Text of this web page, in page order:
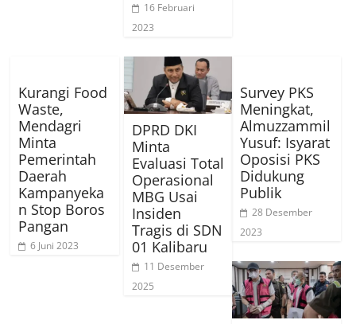
16 Februari
2023
Kurangi Food
Waste,
Mendagri
Minta
Pemerintah
Daerah
Kampanyeka
n Stop Boros
Pangan
6 Juni 2023
DPRD DKI
Minta
Evaluasi Total
Operasional
MBG Usai
Insiden
Tragis di SDN
01 Kalibaru
11 Desember
2025
Survey PKS
Meningkat,
Almuzzammil
Yusuf: Isyarat
Oposisi PKS
Didukung
Publik
28 Desember
2023